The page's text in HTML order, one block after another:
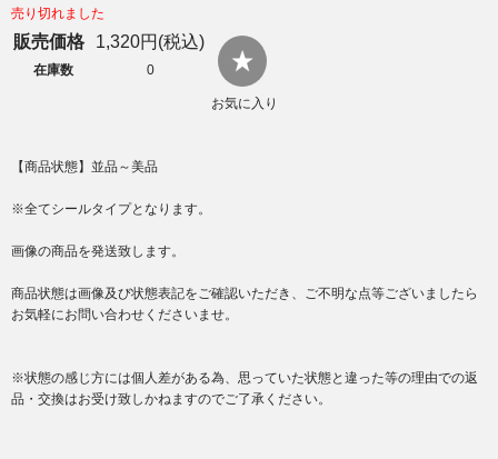
売り切れました
販売価格 1,320円(税込)
在庫数 0
お気に入り
【商品状態】並品～美品
※全てシールタイプとなります。
画像の商品を発送致します。
商品状態は画像及び状態表記をご確認いただき、ご不明な点等ございましたら
お気軽にお問い合わせくださいませ。
※状態の感じ方には個人差がある為、思っていた状態と違った等の理由での返
品・交換はお受け致しかねますのでご了承ください。